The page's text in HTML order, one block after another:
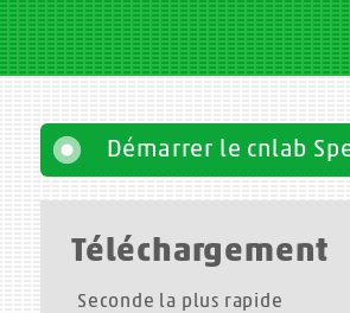
Démarrer le cnlab
Téléchargement
Seconde la plus rapide